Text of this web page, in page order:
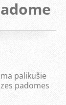
palikušie
padomes